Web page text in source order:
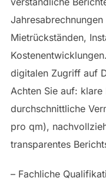
Mietrückständen,
digitalen Zugriff auf
Achten Sie auf: klare
durchschnittliche
pro qm),
transparentes
– Fachliche